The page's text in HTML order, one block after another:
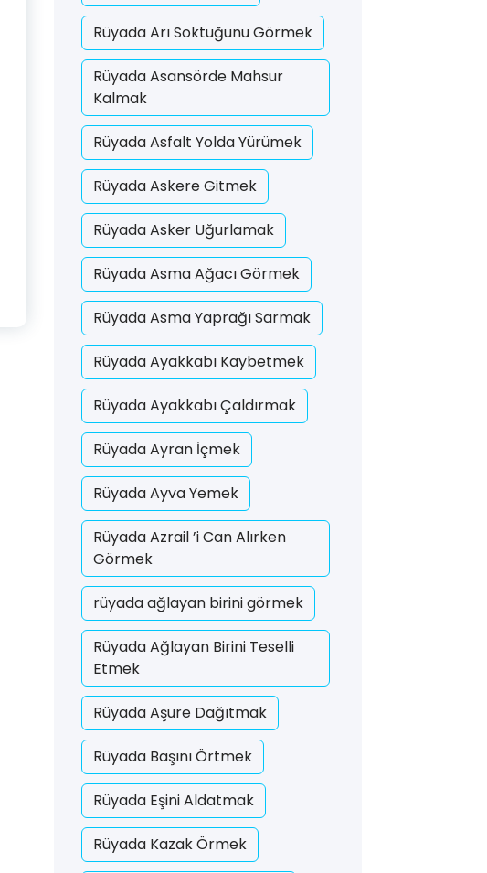
Rüyada Arı Soktuğunu Görmek
Rüyada Asansörde Mahsur
Kalmak
Rüyada Asfalt Yolda Yürümek
Rüyada Askere Gitmek
Rüyada Asker Uğurlamak
Rüyada Asma Ağacı Görmek
Rüyada Asma Yaprağı Sarmak
Rüyada Ayakkabı Kaybetmek
Rüyada Ayakkabı Çaldırmak
Rüyada Ayran İçmek
Rüyada Ayva Yemek
Rüyada Azrail ’i Can Alırken
Görmek
rüyada ağlayan birini görmek
Rüyada Ağlayan Birini Teselli
Etmek
Rüyada Aşure Dağıtmak
Rüyada Başını Örtmek
Rüyada Eşini Aldatmak
Rüyada Kazak Örmek